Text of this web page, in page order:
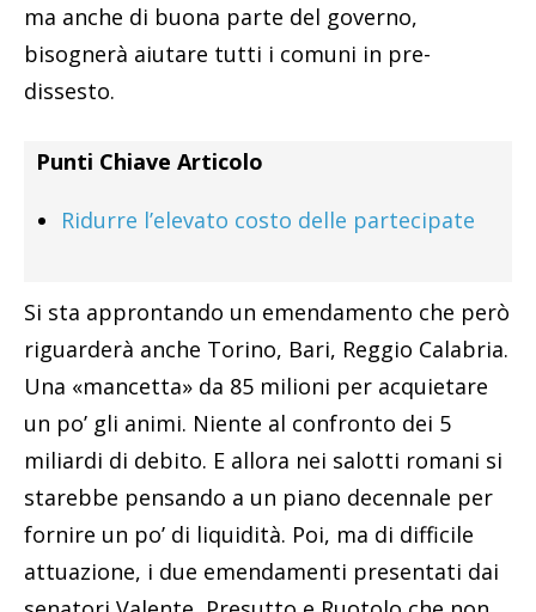
ma anche di buona parte del governo,
bisognerà aiutare tutti i comuni in pre-
dissesto.
Punti Chiave Articolo
Ridurre l’elevato costo delle partecipate
Si sta approntando un emendamento che però
riguarderà anche Torino, Bari, Reggio Calabria.
Una «mancetta» da 85 milioni per acquietare
un po’ gli animi. Niente al confronto dei 5
miliardi di debito. E allora nei salotti romani si
starebbe pensando a un piano decennale per
fornire un po’ di liquidità. Poi, ma di difficile
attuazione, i due emendamenti presentati dai